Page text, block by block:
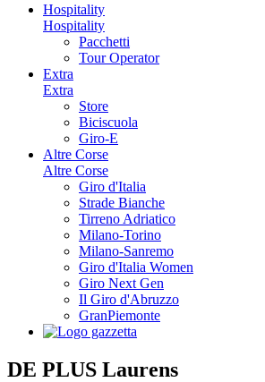
Hospitality
Hospitality
Pacchetti
Tour Operator
Extra
Extra
Store
Biciscuola
Giro-E
Altre Corse
Altre Corse
Giro d'Italia
Strade Bianche
Tirreno Adriatico
Milano-Torino
Milano-Sanremo
Giro d'Italia Women
Giro Next Gen
Il Giro d'Abruzzo
GranPiemonte
DE PLUS Laurens